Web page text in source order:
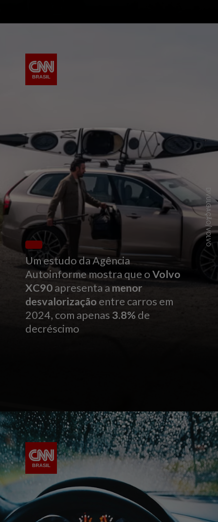
Um estudo da Agência
Autoinforme mostra que oVolvo
XC90apresenta a menor
desvalorização entre carros em
2024, com apenas 3.8% de
decréscimo
DIVULGAÇÃO/VOLVO